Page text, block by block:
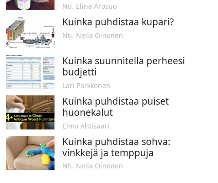
Nti. Elina Arosuo
Kuinka puhdistaa kupari?
Nti. Nella Oinonen
Kuinka suunnitella perheesi
budjetti
Lari Parkkonen
Kuinka puhdistaa puiset
huonekalut
Elmo Ahtisaari
Kuinka puhdistaa sohva:
vinkkejä ja temppuja
Nti. Nella Oinonen